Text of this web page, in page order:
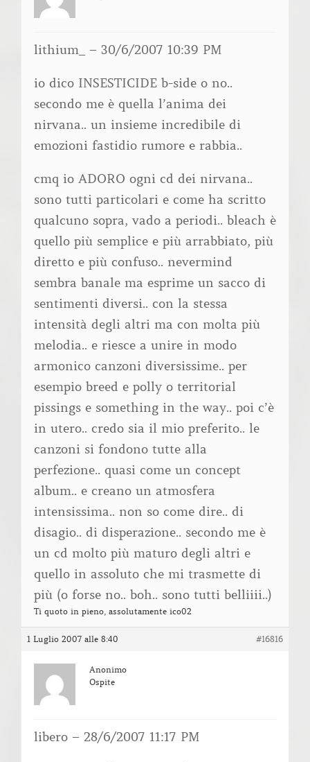
lithium_ – 30/6/2007 10:39 PM
io dico INSESTICIDE b-side o no..
secondo me è quella l’anima dei
nirvana.. un insieme incredibile di
emozioni fastidio rumore e rabbia..
cmq io ADORO ogni cd dei nirvana..
sono tutti particolari e come ha scritto
qualcuno sopra, vado a periodi.. bleach è
quello più semplice e più arrabbiato, più
diretto e più confuso.. nevermind
sembra banale ma esprime un sacco di
sentimenti diversi.. con la stessa
intensità degli altri ma con molta più
melodia.. e riesce a unire in modo
armonico canzoni diversissime.. per
esempio breed e polly o territorial
pissings e something in the way.. poi c’è
in utero.. credo sia il mio preferito.. le
canzoni si fondono tutte alla
perfezione.. quasi come un concept
album.. e creano un atmosfera
intensissima.. non so come dire.. di
disagio.. di disperazione.. secondo me è
un cd molto più maturo degli altri e
quello in assoluto che mi trasmette di
più (o forse no.. boh.. sono tutti belliiii..)
Ti quoto in pieno, assolutamente ico02
1 Luglio 2007 alle 8:40 #16816
Anonimo
Ospite
libero – 28/6/2007 11:17 PM